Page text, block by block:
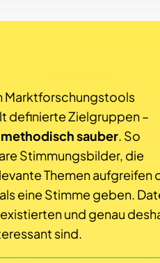
Marktforschungstools
definierte Zielgruppen –
sauber. So
Stimmungsbilder, die
Themen aufgreifen
eine Stimme geben.
und genau
sind.